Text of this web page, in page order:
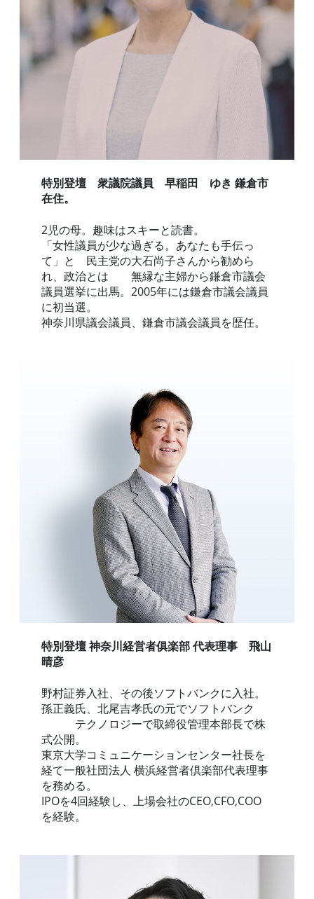
特別登壇 衆議院議員 早稲田 ゆき 鎌倉市
在住。
2児の母。趣味はスキーと読書。
「女性議員が少な過ぎる。あなたも手伝っ
て」と 民主党の大石尚子さんから勧めら
れ、政治とは 無縁な主婦から鎌倉市議会
議員選挙に出馬。2005年には鎌倉市議会議員
に初当選。
神奈川県議会議員、鎌倉市議会議員を歴任。
特別登壇 神奈川経営者俱楽部 代表理事 飛山
晴彦
野村証券入社、その後ソフトバンクに入社。
孫正義氏、北尾吉孝氏の元でソフトバンク
テクノロジーで取締役管理本部長で株
式公開。
東京大学コミュニケーションセンター社長を
経て一般社団法人 横浜経営者倶楽部代表理事
を務める。
IPOを4回経験し、上場会社のCEO,CFO,COO
を経験。